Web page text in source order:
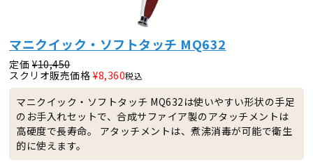
マニクイック・ソフトタッチ MQ632
定価 ¥10,450
スクリオ販売価格 ¥8,360税込
マニクイック・ソフトタッチ MQ632は使いやすい形状の手足
のお手入れセットで、合成サファイア製のアタッチメントは
高硬度で長寿命。 アタッチメントは、煮沸消毒が可能で衛生
的に使えます。